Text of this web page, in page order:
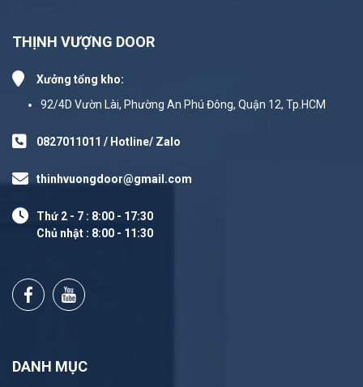
THỊNH VƯỢNG DOOR
Xưởng tổng kho:
92/4D Vườn Lài, Phường An Phú Đông, Quận 12, Tp.HCM
0827011011 / Hotline/ Zalo
thinhvuongdoor@gmail.com
Thứ 2 - 7 : 8:00 - 17:30
Chủ nhật : 8:00 - 11:30
DANH MỤC